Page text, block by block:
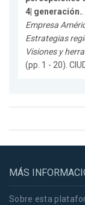
4| generación.
Empresa
Estrategias
Visiones y
(pp. 1 - 20).
MÁS
Sobre esta